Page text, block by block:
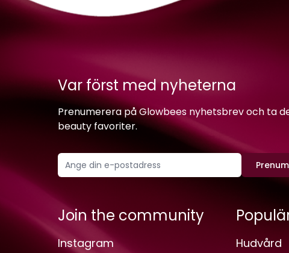
Var först med nyheterna
Prenumerera på Glowbees nyhetsbrev och ta
beauty favoriter.
Join the community
Instagram Hudvård